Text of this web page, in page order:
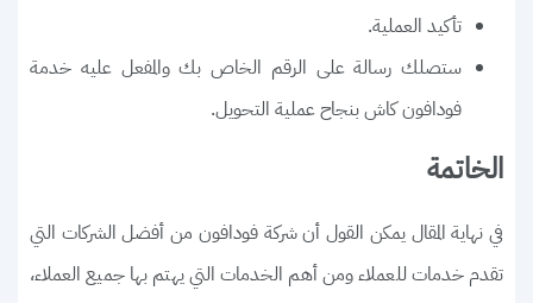
تأكيد العملية.
ستصلك رسالة على الرقم الخاص بك والمفعل عليه خدمة
فودافون كاش بنجاح عملية التحويل.
الخاتمة
في نهاية المقال يمكن القول أن شركة فودافون من أفضل الشركات التي
تقدم خدمات للعملاء ومن أهم الخدمات التي يهتم بها جميع العملاء،